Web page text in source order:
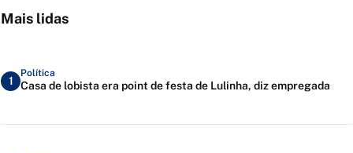
Mais lidas
1
Política
Casa de lobista era point de festa de Lulinha, diz empregada